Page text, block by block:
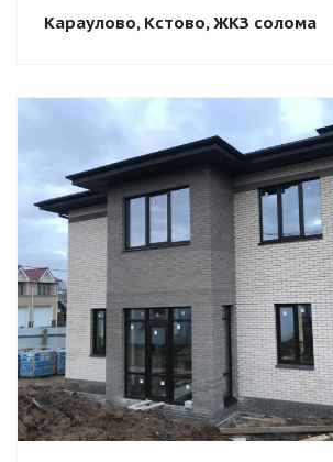
Караулово, Кстово, ЖКЗ солома
Смотреть проект